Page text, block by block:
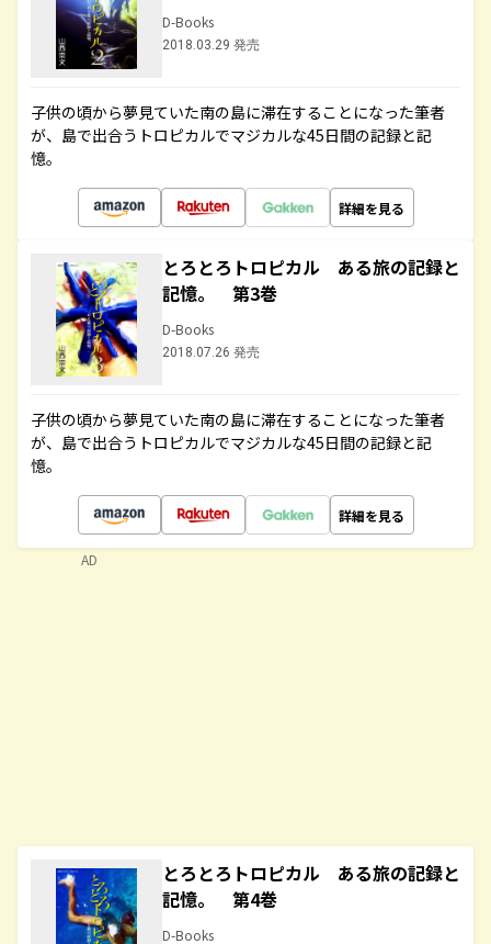
D-Books
2018.03.29 発売
子供の頃から夢見ていた南の島に滞在することになった筆者
が、島で出合うトロピカルでマジカルな45日間の記録と記
憶。
詳細を見る
とろとろトロピカル ある旅の記録と
記憶。 第3巻
D-Books
2018.07.26 発売
子供の頃から夢見ていた南の島に滞在することになった筆者
が、島で出合うトロピカルでマジカルな45日間の記録と記
憶。
詳細を見る
とろとろトロピカル ある旅の記録と
記憶。 第4巻
D-Books
AD